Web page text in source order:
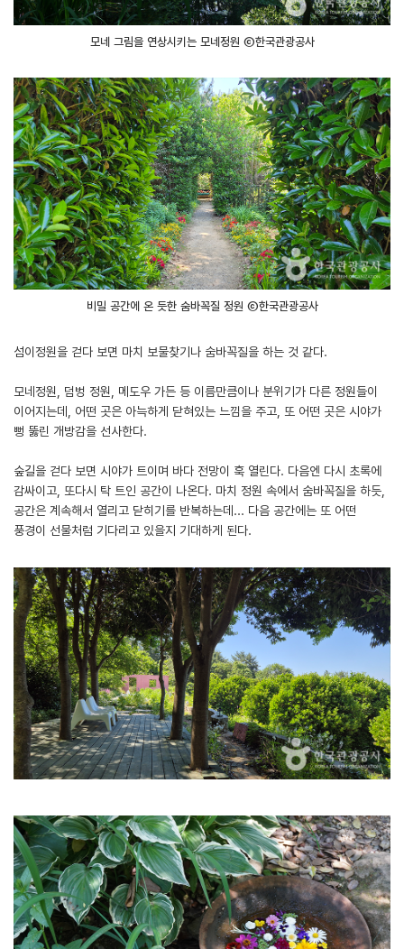
모네 그림을 연상시키는 모네정원 ⓒ한국관광공사
비밀 공간에 온 듯한 숨바꼭질 정원 ⓒ한국관광공사
섬이정원을 걷다 보면 마치 보물찾기나 숨바꼭질을 하는 것 같다.
모네정원, 덤벙 정원, 메도우 가든 등 이름만큼이나 분위기가 다른 정원들이
이어지는데, 어떤 곳은 아늑하게 닫혀있는 느낌을 주고, 또 어떤 곳은 시야가
뻥 뚫린 개방감을 선사한다.
숲길을 걷다 보면 시야가 트이며 바다 전망이 훅 열린다. 다음엔 다시 초록에
감싸이고, 또다시 탁 트인 공간이 나온다. 마치 정원 속에서 숨바꼭질을 하듯,
공간은 계속해서 열리고 닫히기를 반복하는데... 다음 공간에는 또 어떤
풍경이 선물처럼 기다리고 있을지 기대하게 된다.